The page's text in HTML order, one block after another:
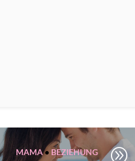
MAMA• BEZIEHUNG A